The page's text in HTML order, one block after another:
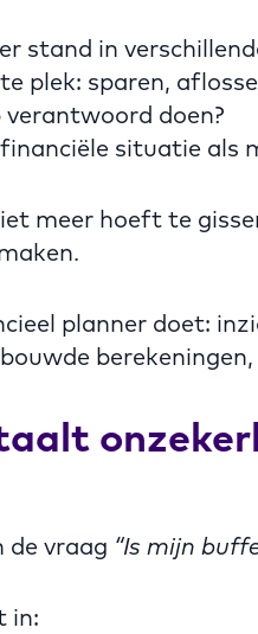
stand in
plek: sparen,
doen?
situatie als
meer hoeft te
planner doet:
de vraag “Is mijn
in: